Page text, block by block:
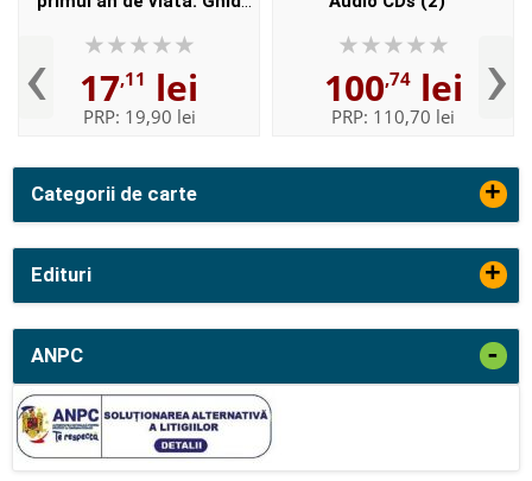
Categorii de carte +
Edituri +
ANPC -
‹
tinerii parinti
17,11 lei
PRP: 19,90 lei
100,74lei
PRP: 110,70 lei ›